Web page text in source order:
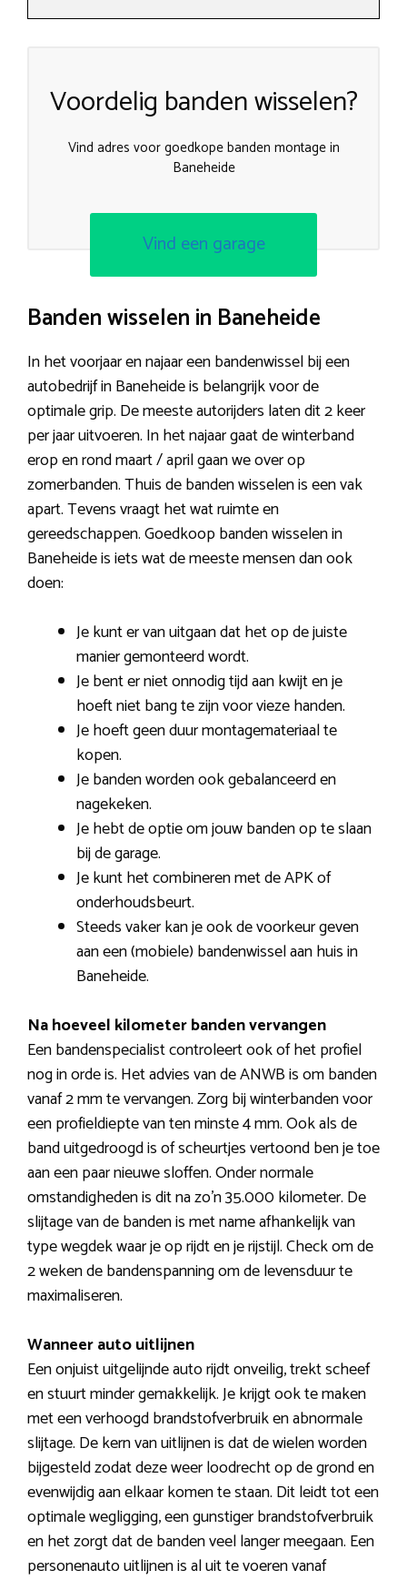
Voordelig banden wisselen?
Vind adres voor goedkope banden montage in
Baneheide
Vind een garage
Banden wisselen in Baneheide
In het voorjaar en najaar een bandenwissel bij een
autobedrijf in Baneheide is belangrijk voor de
optimale grip. De meeste autorijders laten dit 2 keer
per jaar uitvoeren. In het najaar gaat de winterband
erop en rond maart / april gaan we over op
zomerbanden. Thuis de banden wisselen is een vak
apart. Tevens vraagt het wat ruimte en
gereedschappen. Goedkoop banden wisselen in
Baneheide is iets wat de meeste mensen dan ook
doen:
Je kunt er van uitgaan dat het op de juiste
manier gemonteerd wordt.
Je bent er niet onnodig tijd aan kwijt en je
hoeft niet bang te zijn voor vieze handen.
Je hoeft geen duur montagemateriaal te
kopen.
Je banden worden ook gebalanceerd en
nagekeken.
Je hebt de optie om jouw banden op te slaan
bij de garage.
Je kunt het combineren met de APK of
onderhoudsbeurt.
Steeds vaker kan je ook de voorkeur geven
aan een (mobiele) bandenwissel aan huis in
Baneheide.
Na hoeveel kilometer banden vervangen
Een bandenspecialist controleert ook of het profiel
nog in orde is. Het advies van de ANWB is om banden
vanaf 2 mm te vervangen. Zorg bij winterbanden voor
een profieldiepte van ten minste 4 mm. Ook als de
band uitgedroogd is of scheurtjes vertoond ben je toe
aan een paar nieuwe sloffen. Onder normale
omstandigheden is dit na zo’n 35.000 kilometer. De
slijtage van de banden is met name afhankelijk van
type wegdek waar je op rijdt en je rijstijl. Check om de
2 weken de bandenspanning om de levensduur te
maximaliseren.
Wanneer auto uitlijnen
Een onjuist uitgelijnde auto rijdt onveilig, trekt scheef
en stuurt minder gemakkelijk. Je krijgt ook te maken
met een verhoogd brandstofverbruik en abnormale
slijtage. De kern van uitlijnen is dat de wielen worden
bijgesteld zodat deze weer loodrecht op de grond en
evenwijdig aan elkaar komen te staan. Dit leidt tot een
optimale wegligging, een gunstiger brandstofverbruik
en het zorgt dat de banden veel langer meegaan. Een
personenauto uitlijnen is al uit te voeren vanaf